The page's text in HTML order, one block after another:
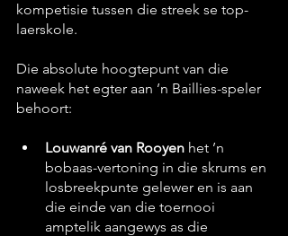
kompetisie tussen die streek se top-
laerskole.
Die absolute hoogtepunt van die
naweek het egter aan ’n Baillies-speler
behoort:
Louwanré van Rooyen het ’n
bobaas-vertoning in die skrums en
losbreekpunte gelewer en is aan
die einde van die toernooi
amptelik aangewys as die